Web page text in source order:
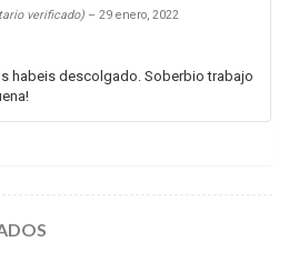
verificado) – 29 enero, 2022
habeis descolgado. Soberbio trabajo